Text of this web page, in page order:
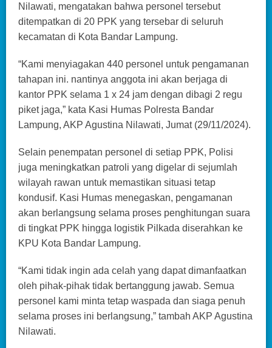
Nilawati, mengatakan bahwa personel tersebut
ditempatkan di 20 PPK yang tersebar di seluruh
kecamatan di Kota Bandar Lampung.
“Kami menyiagakan 440 personel untuk pengamanan
tahapan ini. nantinya anggota ini akan berjaga di
kantor PPK selama 1 x 24 jam dengan dibagi 2 regu
piket jaga,” kata Kasi Humas Polresta Bandar
Lampung, AKP Agustina Nilawati, Jumat (29/11/2024).
Selain penempatan personel di setiap PPK, Polisi
juga meningkatkan patroli yang digelar di sejumlah
wilayah rawan untuk memastikan situasi tetap
kondusif. Kasi Humas menegaskan, pengamanan
akan berlangsung selama proses penghitungan suara
di tingkat PPK hingga logistik Pilkada diserahkan ke
KPU Kota Bandar Lampung.
“Kami tidak ingin ada celah yang dapat dimanfaatkan
oleh pihak-pihak tidak bertanggung jawab. Semua
personel kami minta tetap waspada dan siaga penuh
selama proses ini berlangsung,” tambah AKP Agustina
Nilawati.